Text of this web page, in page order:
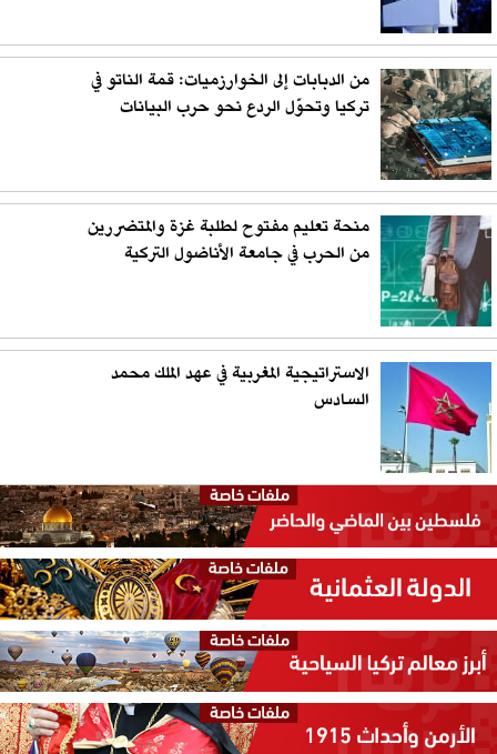
من الدبابات إلى الخوارزميات: قمة الناتو في
تركيا وتحوّل الردع نحو حرب البيانات
منحة تعليم مفتوح لطلبة غزة والمتضررين
من الحرب في جامعة الأناضول التركية
الاستراتيجية المغربية في عهد الملك محمد
السادس